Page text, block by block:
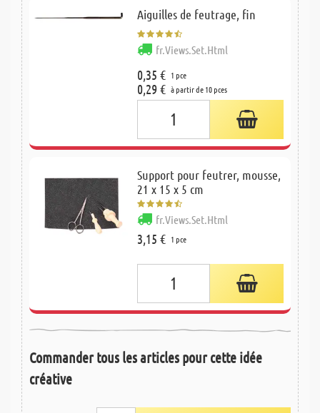
Aiguilles de feutrage, fin
fr.Views.Set.Html
0,35 € 1 pce
0,29 € à partir de 10 pces
Support pour feutrer, mousse,
21 x 15 x 5 cm
fr.Views.Set.Html
3,15 € 1 pce
Commander tous les articles pour cette idée
créative